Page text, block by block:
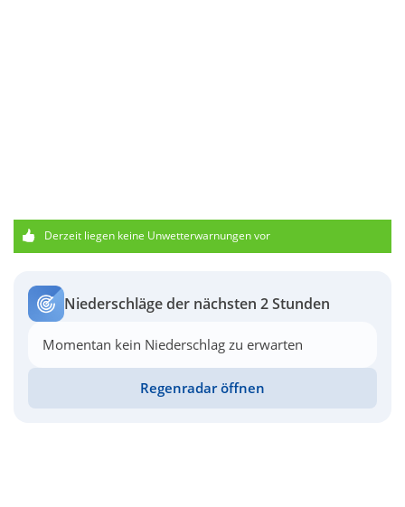
Derzeit liegen keine Unwetterwarnungen vor
Niederschläge der nächsten 2 Stunden
Momentan kein Niederschlag zu erwarten
Regenradar öffnen